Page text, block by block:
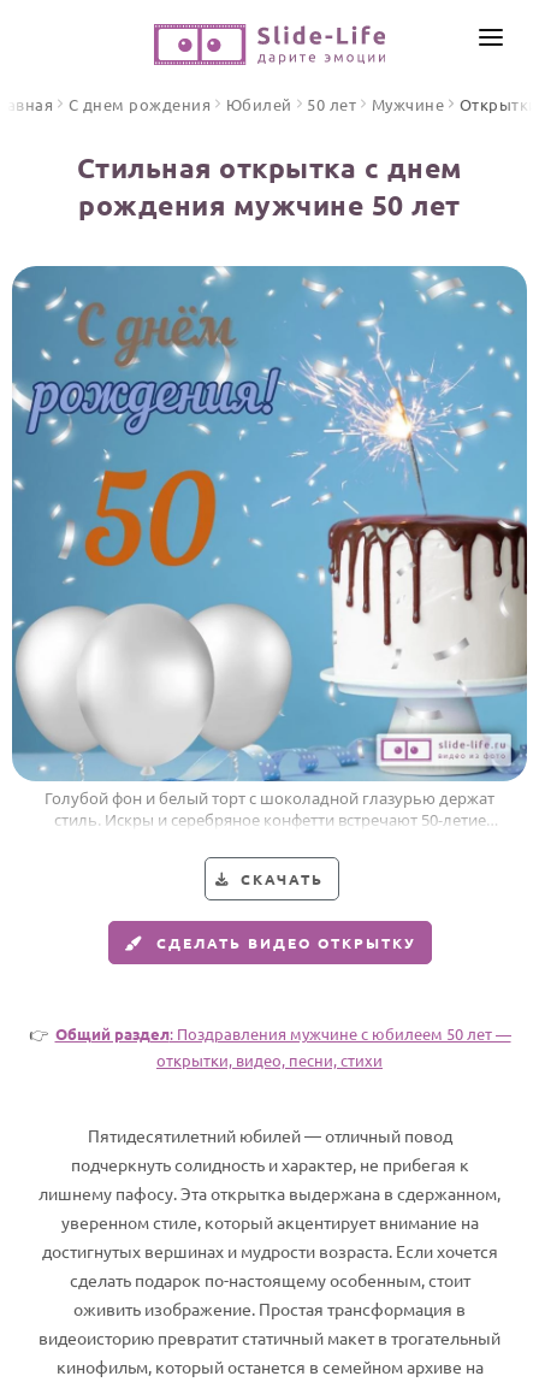
ПО ФОРМАТУ
Песни поздравления
Открытки
Стихи и тексты
ПРАЗДНИКИ
С Днем рождения
Юбилей
Свадьба
Годовщина свадьбы
Календарь праздников
Женщине
Мужчине
Маме
Папе
По именам
ЦЕНЫ
ОТЗЫВЫ
С днем рождения Юбилей 50 лет Мужчине Открытки
Стильная открытка с днем
рождения мужчине 50 лет
Голубой фон и белый торт с шоколадной глазурью держат
стиль. Искры и серебряное конфетти встречают 50-летие
СКАЧАТЬ
СДЕЛАТЬ ВИДЕО ОТКРЫТКУ
👉 Общий раздел: Поздравления мужчине с юбилеем 50 лет —
открытки, видео, песни, стихи
Пятидесятилетний юбилей — отличный повод
подчеркнуть солидность и характер, не прибегая к
лишнему пафосу. Эта открытка выдержана в сдержанном,
уверенном стиле, который акцентирует внимание на
достигнутых вершинах и мудрости возраста. Если хочется
сделать подарок по-настоящему особенным, стоит
оживить изображение. Простая трансформация в
видеоисторию превратит статичный макет в трогательный
кинофильм, который останется в семейном архиве на